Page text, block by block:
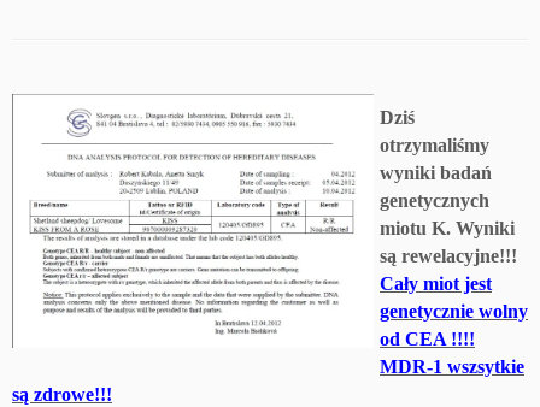
Dziś
otrzymaliśmy
wyniki badań
genetycznych
miotu K. Wyniki
są rewelacyjne!!!
Cały miot jest
genetycznie wolny
od CEA !!!!
MDR-1 wszsytkie
są zdrowe!!!